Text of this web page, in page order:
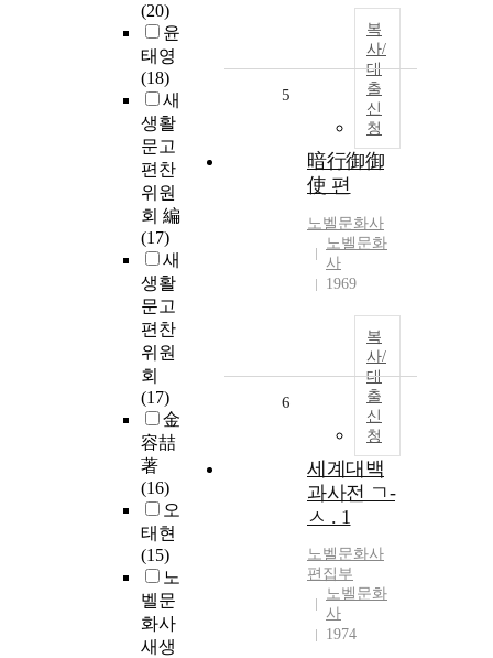
(20)
윤
태영
(18)
새
생활
문고
편찬
위원
회 編
(17)
새
생활
문고
편찬
위원
회
(17)
金
容喆
著
(16)
오
태현
(15)
노
벨문
화사
새생
복
사/
대
출
신
청
5
暗行御御
使 편
노벨문화사
노벨문화
사
1969
복
사/
대
출
신
청
6
세계대백
과사전 ㄱ-
ㅅ . 1
노벨문화사
편집부
노벨문화
사
1974